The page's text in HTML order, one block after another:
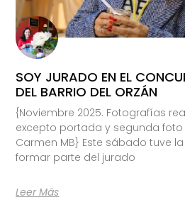
SOY JURADO EN EL
DEL BARRIO DEL ORZÁN
{Noviembre 2025. Fotografías
excepto portada y segunda
Carmen MB} Este sábado tuve
formar parte del jurado
Leer Más